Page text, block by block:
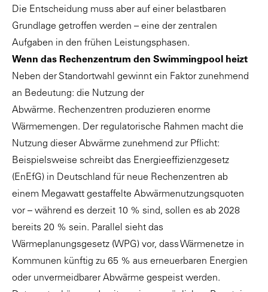
Die Entscheidung muss aber auf einer belastbaren
Grundlage getroffen werden – eine der zentralen
Aufgaben in den frühen Leistungsphasen.
Wenn das Rechenzentrum den Swimmingpool heizt
Neben der Standortwahl gewinnt ein Faktor zunehmend
an Bedeutung: die Nutzung der
Abwärme. Rechenzentren produzieren enorme
Wärmemengen. Der regulatorische Rahmen macht die
Nutzung dieser Abwärme zunehmend zur Pflicht:
Beispielsweise schreibt das Energieeffizienzgesetz
(EnEfG) in Deutschland für neue Rechenzentren ab
einem Megawatt gestaffelte Abwärmenutzungsquoten
vor – während es derzeit 10 % sind, sollen es ab 2028
bereits 20 % sein. Parallel sieht das
Wärmeplanungsgesetz (WPG) vor, dass Wärmenetze in
Kommunen künftig zu 65 % aus erneuerbaren Energien
oder unvermeidbarer Abwärme gespeist werden.